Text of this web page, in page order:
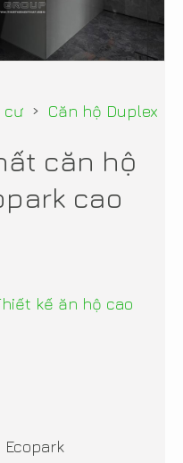
cư › Căn hộ Duplex
căn hộ
cao
kế ăn hộ cao
Ecopark